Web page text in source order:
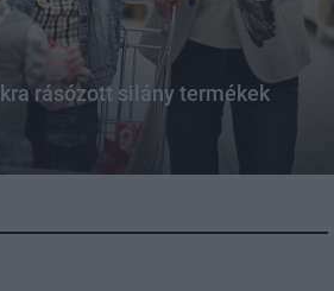
rásózott silány termékek